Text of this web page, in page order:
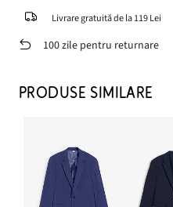
Livrare gratuită de la 119 Lei
100 zile pentru returnare
PRODUSE SIMILARE